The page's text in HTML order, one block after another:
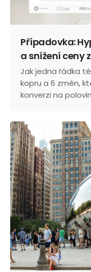
Případovka:
a snížení ceny
Jak jedna řádka
kopru a 6 změn,
konverzi na